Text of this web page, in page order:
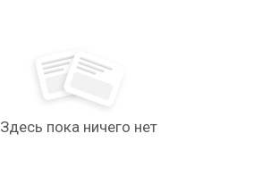
Здесь пока ничего нет